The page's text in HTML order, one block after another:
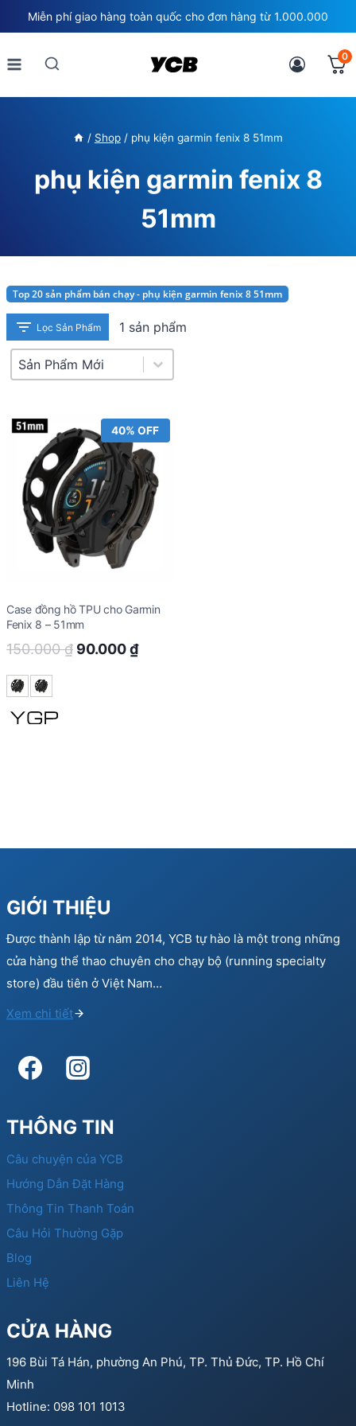
to
content
Miễn phí giao hàng toàn quốc cho đơn hàng từ 1.000.000
0
/ Shop / phụ kiện garmin fenix 8 51mm
phụ kiện garmin fenix 8
51mm
Top 20 sản phẩm bán chạy - phụ kiện garmin fenix 8 51mm
Lọc Sản Phẩm 1 sản phẩm
Product Sort
Sort content
40% OFF
Case đồng hồ TPU cho Garmin
Fenix 8 – 51mm
150.000₫ Original
90.000₫Current
GIỚI THIỆU
Được thành lập từ năm 2014, YCB tự hào là một trong những
cửa hàng thể thao chuyên cho chạy bộ (running specialty
store) đầu tiên ở Việt Nam…
Xem chi tiết
THÔNG TIN
Câu chuyện của YCB
Hướng Dẫn Đặt Hàng
Thông Tin Thanh Toán
Câu Hỏi Thường Gặp
Blog
Liên Hệ
CỬA HÀNG
196 Bùi Tá Hán, phường An Phú, TP. Thủ Đức, TP. Hồ Chí
Minh
Hotline: 098 101 1013